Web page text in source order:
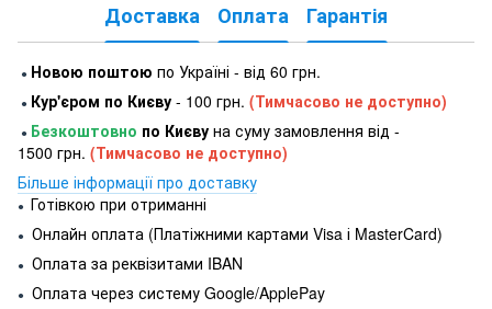
Доставка Оплата Гарантія
● Новою поштою по Україні - від 60 грн.
● Кур'єром по Києву - 100 грн. (Тимчасово не доступно)
● Безкоштовно по Києву на суму замовлення від -
1500 грн. (Тимчасово не доступно)
Більше інформації про доставку
● Готівкою при отриманні
● Онлайн оплата (Платіжними картами Visa і MasterCard)
● Оплата за реквізитами IBAN
● Оплата через систему Google/ApplePay